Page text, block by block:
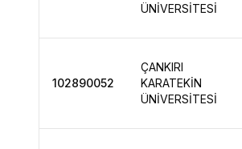
ÜNİVERSİTESİ
102890052
ÇANKIRI
KARATEKİN
ÜNİVERSİTESİ